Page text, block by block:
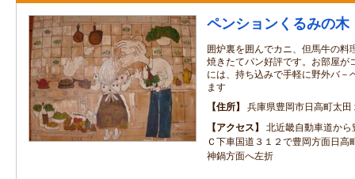
ペンションくるみの木
囲炉裏を囲んでカニ、但馬牛の料
焼きたてパン好評です。お部屋が
には、持ち込みで手軽に野外バ－
ます
住所
兵庫県豊岡市日高町太田
アクセス
北近畿自動車道か
Ｃ下車国道３１２で豊岡方面日高
神鍋方面へ左折